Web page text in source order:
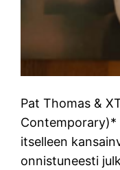
Pat Thomas &
Contemporary)*
itselleen
onnistuneesti